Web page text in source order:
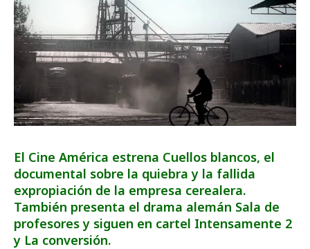
El Cine América estrena Cuellos blancos, el
documental sobre la quiebra y la fallida
expropiación de la empresa cerealera.
También presenta el drama alemán Sala de
profesores y siguen en cartel Intensamente 2
y La conversión.